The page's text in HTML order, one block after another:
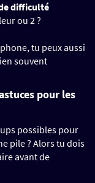
difficulté
ou 2 ?
tu peux aussi
souvent
pour les
possibles pour
pile ? Alors tu dois
avant de